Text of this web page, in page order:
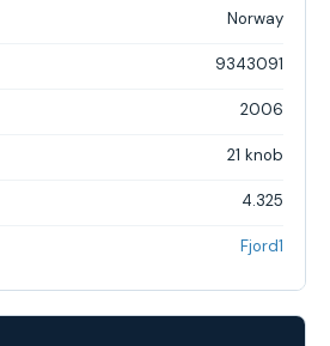
Norway
9343091
2006
21 knob
4.325
Fjord1